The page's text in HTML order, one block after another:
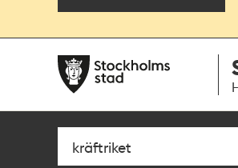
navigationen
huvudinnehållet
Sök